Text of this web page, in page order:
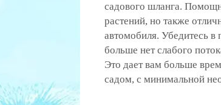
садового шланга.
растений, но также
автомобиля. Убедитесь
больше нет слабого
Это дает вам больше
садом, с минимальной